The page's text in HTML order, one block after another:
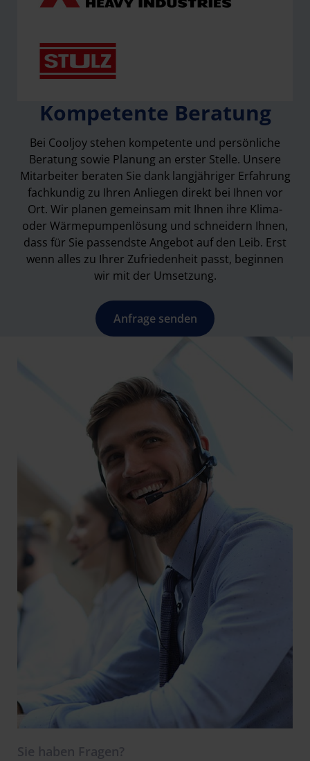
Kompetente Beratung
Bei Cooljoy stehen kompetente und persönliche
Beratung sowie Planung an erster Stelle. Unsere
Mitarbeiter beraten Sie dank langjähriger Erfahrung
fachkundig zu Ihren Anliegen direkt bei Ihnen vor
Ort. Wir planen gemeinsam mit Ihnen ihre Klima-
oder Wärmepumpenlösung und schneidern Ihnen,
dass für Sie passendste Angebot auf den Leib. Erst
wenn alles zu Ihrer Zufriedenheit passt, beginnen
wir mit der Umsetzung.
Anfrage senden
Sie haben Fragen?